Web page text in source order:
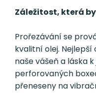
Záležitost, která
Prořezávání se
kvalitní olej.
naše vášeň a láska
perforovaných
přeneseny na